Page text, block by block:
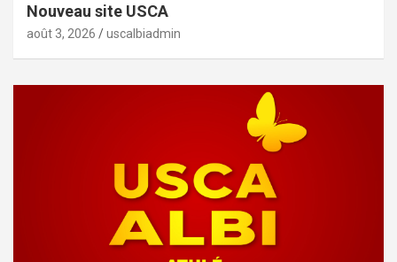
Nouveau site USCA
août 3, 2026 uscalbiadmin